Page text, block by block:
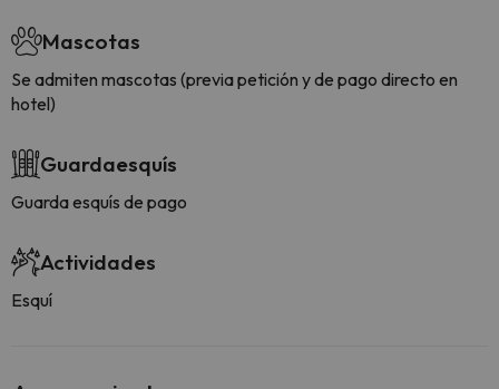
Mascotas
Se admiten mascotas (previa petición y de pago directo en
hotel)
Guardaesquís
Guarda esquís de pago
Actividades
Esquí